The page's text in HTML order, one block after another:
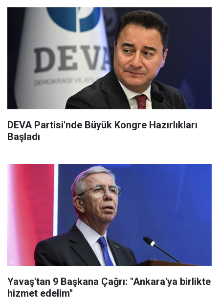
DEVA Partisi'nde Büyük Kongre Hazırlıkları
Başladı
Yavaş'tan 9 Başkana Çağrı: "Ankara'ya birlikte
hizmet edelim"